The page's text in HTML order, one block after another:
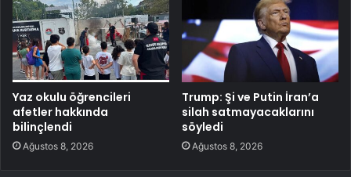
Yaz okulu öğrencileri
afetler hakkında
bilinçlendi
Ağustos 8, 2026
Trump: Şi ve Putin İran’a
silah satmayacaklarını
söyledi
Ağustos 8, 2026